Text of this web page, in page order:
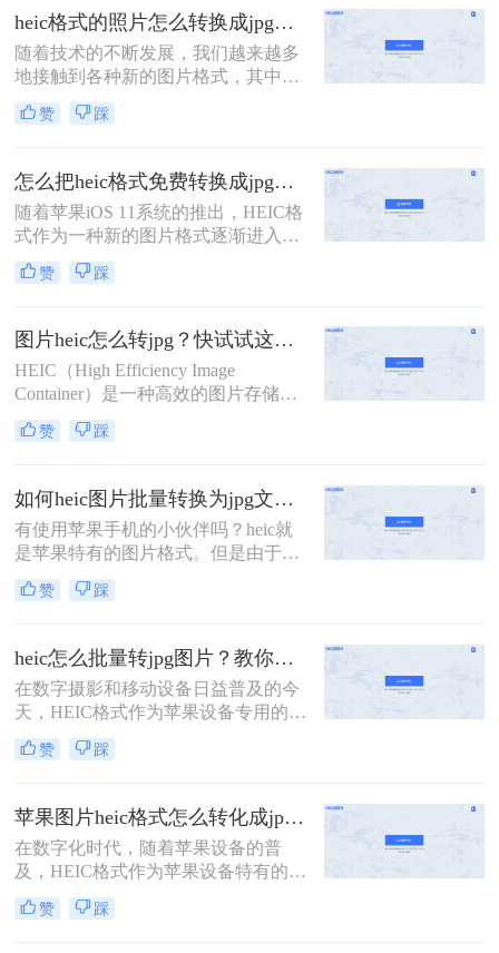
多种主流转换方法，帮助用户快速将
HEIF/HEIC格式转换为通用性更强的
JPG格式。
heic格式的照片怎么转换成jpg？这四种方法快速转换格式！
随着技术的不断发展，我们越来越多
地接触到各种新的图片格式，其中
HEIC格式就是近年来逐渐流行起来的
一种。然而，由于这种格式的特殊
接支持。因此，本文将详细介绍heic
格式的照片怎么转换成jpg，以满足不
同场景下的需求。
赞 踩
怎么把heic格式免费转换成jpg？3种方法轻松解决，原来这么简单！
随着苹果iOS 11系统的推出，HEIC格
式作为一种新的图片格式逐渐进入人
们的视野。这种格式能够在保证照片
质量的同时，减少系统储存空间的占
多Windows用户在电脑上无法直接查
看或打开HEIC格式的图片。为此，我
们需要将其转换为更通用的JPG格
式。那么怎么把heic格式免费转换成
jpg呢？以下是几种免费的HEIC转JPG
的方法，供您参考。
赞 踩
图片heic怎么转jpg？快试试这几个方法！
HEIC（High Efficiency Image
Container）是一种高效的图片存储格
式，由苹果公司开发，主要用于iOS
设备和macOS系统中。然而，由于其
支持HEIC格式，因此在实际应用中，
经常需要将HEIC图片转换为更通用的
JPG格式。那么图片heic怎么转jpg
呢？以下是一些将HEIC图片转换为
JPG格式的方法，帮助用户轻松实现
格式转换。
赞 踩
如何heic图片批量转换为jpg文件？这三种方法快速转换格式！
有使用苹果手机的小伙伴吗？heic就
是苹果特有的图片格式。但是由于目
前这种格式还不够普及，所以可能将
这些图片上传到某平台的时候，或是
上传失败、无法打开等现象；这时候
最好的方法，就是将heic转为常见的
图片格式，使其能够正常查阅、上
传。是不是还有许多小伙伴不知道如
何heic图片批量转换为jpg文件？很简
单，下面介绍二种简单实用方法，就
要
赞 踩
heic怎么批量转jpg图片？教你三种简单的图片格式转换方法！
在数字摄影和移动设备日益普及的今
天，HEIC格式作为苹果设备专用的图
片格式，凭借其高效的压缩和优秀的
图像质量，受到了广大用户的喜爱。
设备或软件无法直接打开和编辑HEIC
图片。因此，heic怎么批量转jpg图片
成为了一个常见的需求。本文将为您
介绍几种简单高效的方法，帮助您轻
松实现HEIC到JPG的批量转换。
赞 踩
苹果图片heic格式怎么转化成jpg？这三种方法任你选择！
在数字化时代，随着苹果设备的普
及，HEIC格式作为苹果设备特有的图
片格式，逐渐成为了用户日常拍照和
保存图片的主要方式。然而，由于
赞 踩